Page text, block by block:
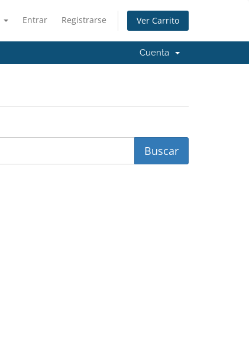
Entrar Registrarse Ver Carrito
Cuenta